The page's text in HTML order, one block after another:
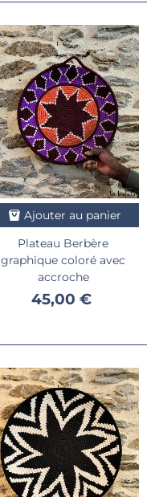
Ajouter au panier
Plateau Berbère
graphique coloré avec
accroche
45,00 €